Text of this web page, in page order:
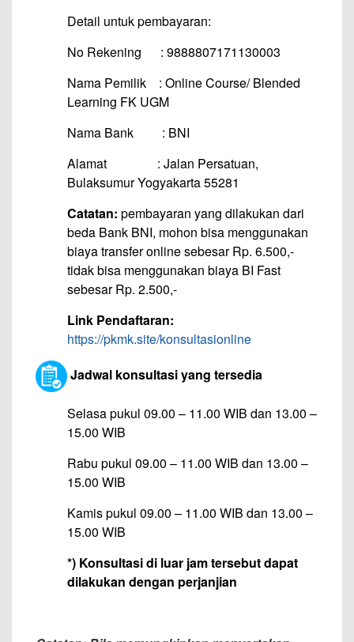
Detail untuk pembayaran:
No Rekening : 9888807171130003
Nama Pemilik : Online Course/ Blended
Learning FK UGM
Nama Bank : BNI
Alamat : Jalan Persatuan,
Bulaksumur Yogyakarta 55281
Catatan: pembayaran yang dilakukan dari
beda Bank BNI, mohon bisa menggunakan
biaya transfer online sebesar Rp. 6.500,-
tidak bisa menggunakan biaya BI Fast
sebesar Rp. 2.500,-
Link Pendaftaran:
https://pkmk.site/konsultasionline
Jadwal konsultasi yang tersedia
Selasa pukul 09.00 – 11.00 WIB dan 13.00 –
15.00 WIB
Rabu pukul 09.00 – 11.00 WIB dan 13.00 –
15.00 WIB
Kamis pukul 09.00 – 11.00 WIB dan 13.00 –
15.00 WIB
*) Konsultasi di luar jam tersebut dapat
dilakukan dengan perjanjian